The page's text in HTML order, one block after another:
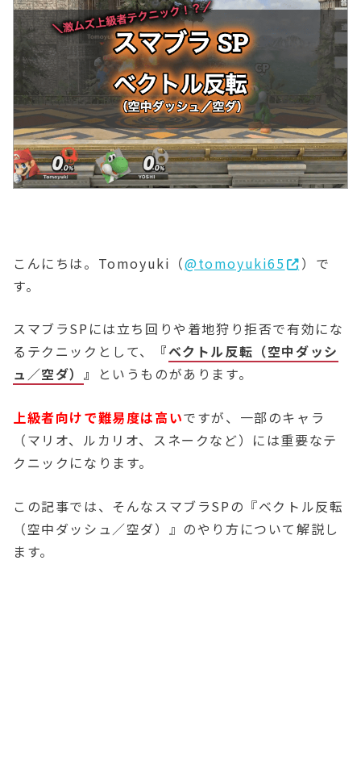
こんにちは。Tomoyuki（@tomoyuki65
）で
す。
スマブラSPには立ち回りや着地狩り拒否で有効にな
るテクニックとして、
『ベクトル反転（空中ダッシ
ュ／空ダ） 』 というものがあります。
上級者向けで難易度は高いですが、一部のキャラ
（マリオ、ルカリオ、スネークなど）には重要なテ
クニックになります。
この記事では、そんなスマブラSPの『ベクトル反転
（空中ダッシュ／空ダ）』のやり方について解説し
ます。